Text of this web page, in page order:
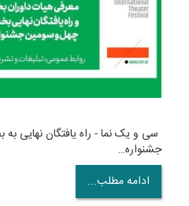
سی و یک نما - راه یافتگان
جشنواره…
ادامه مطلب...